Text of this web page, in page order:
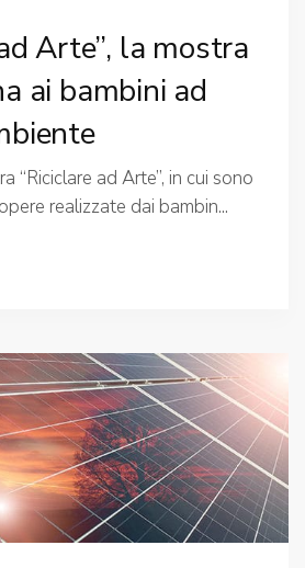
Arte”, la mostra
ai bambini ad
“Riciclare ad Arte”, in cui sono
realizzate dai bambin...